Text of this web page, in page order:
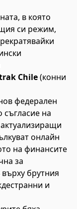
в която
си режим,
Chile(конни
федерален
съгласие на
онлайн
на финансите
за
брутния
и